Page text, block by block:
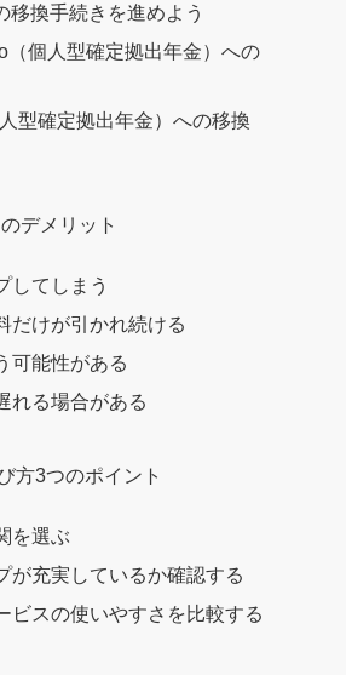
換手続きを進めよう
個人型確定拠出年金）への
型確定拠出年金）への移換
デメリット
してしまう
だけが引かれ続ける
可能性がある
れる場合がある
方3つのポイント
を選ぶ
が充実しているか確認する
ビスの使いやすさを比較する